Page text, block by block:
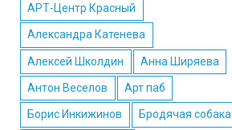
АРТ-Центр Красный
Александра Катенева
Алексей Школдин Анна Ширяева
Антон Веселов Арт паб
Борис Инкижинов Бродячая собака